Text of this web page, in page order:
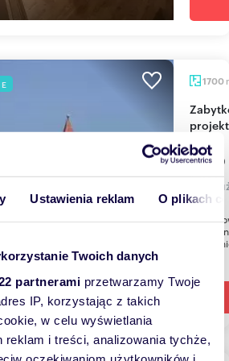
Ustawienia reklam O plikach
Twoich danych
partnerami przetwarzamy Twoje
IP, korzystając z takich
w celu wyświetlania
i treści, analizowania tychże,
1700
Zabytkowy obiekt sanatoryjny 1700 m2 z
2 100
lokal